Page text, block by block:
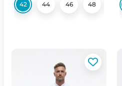
42 44 46 48